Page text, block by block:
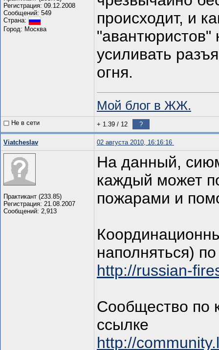
Регистрация: 09.12.2008
Сообщений: 549
Страна:
Город: Москва
происходит, и
"авантюристов"
усиливать
огня.
Мой блог в ЖЖ.
Не в сети + 1.39 / 12 ?
Viatcheslav 02 августа 2010, 16:16:16
Практикант (233.85)
Регистрация: 21.08.2007
Сообщений: 2,913
На данный,
каждый может
пожарами и
наполняться)
http://russian-
Сообщество по
ссылке
http://